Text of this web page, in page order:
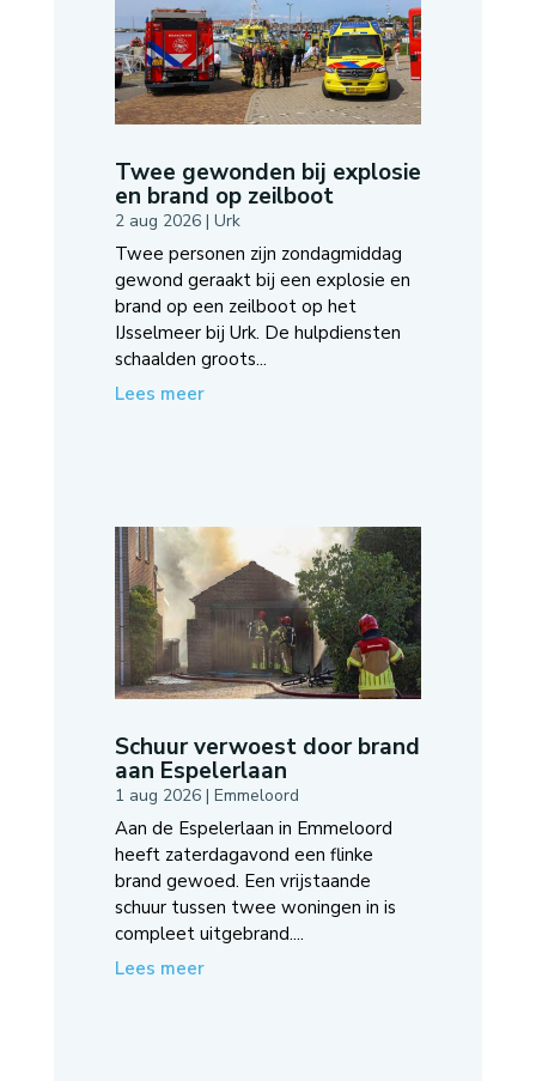
Twee gewonden bij explosie
en brand op zeilboot
2 aug 2026| Urk
Twee personen zijn zondagmiddag
gewond geraakt bij een explosie en
brand op een zeilboot op het
IJsselmeer bij Urk. De hulpdiensten
schaalden groots...
Lees meer
Schuur verwoest door brand
aan Espelerlaan
1 aug 2026| Emmeloord
Aan de Espelerlaan in Emmeloord
heeft zaterdagavond een flinke
brand gewoed. Een vrijstaande
schuur tussen twee woningen in is
compleet uitgebrand....
Lees meer